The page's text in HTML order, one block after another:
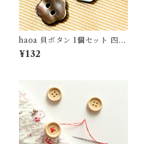
haoa 貝ボタン 1個セット 四角
形 六角形 花型 シャツ ワンピ
ース ブラウス 洋裁 洋服 手芸
¥132